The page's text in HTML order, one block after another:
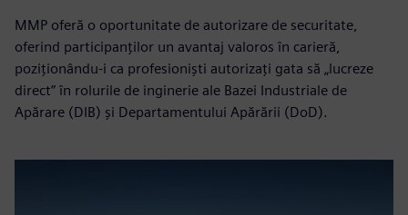
MMP oferă o oportunitate de autorizare de securitate,
oferind participanților un avantaj valoros în carieră,
poziționându-i ca profesioniști autorizați gata să „lucreze
direct” în rolurile de inginerie ale Bazei Industriale de
Apărare (DIB) și Departamentului Apărării (DoD).